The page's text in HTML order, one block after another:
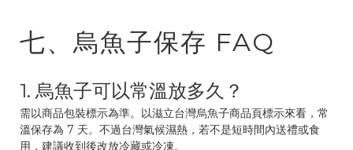
七、烏魚子保存 FAQ
1. 烏魚子可以常溫放多久？
需以商品包裝標示為準。以滋立台灣烏魚子商品頁標示來看，常
溫保存為 7 天。不過台灣氣候濕熱，若不是短時間內送禮或食
用，建議收到後改放冷藏或冷凍。